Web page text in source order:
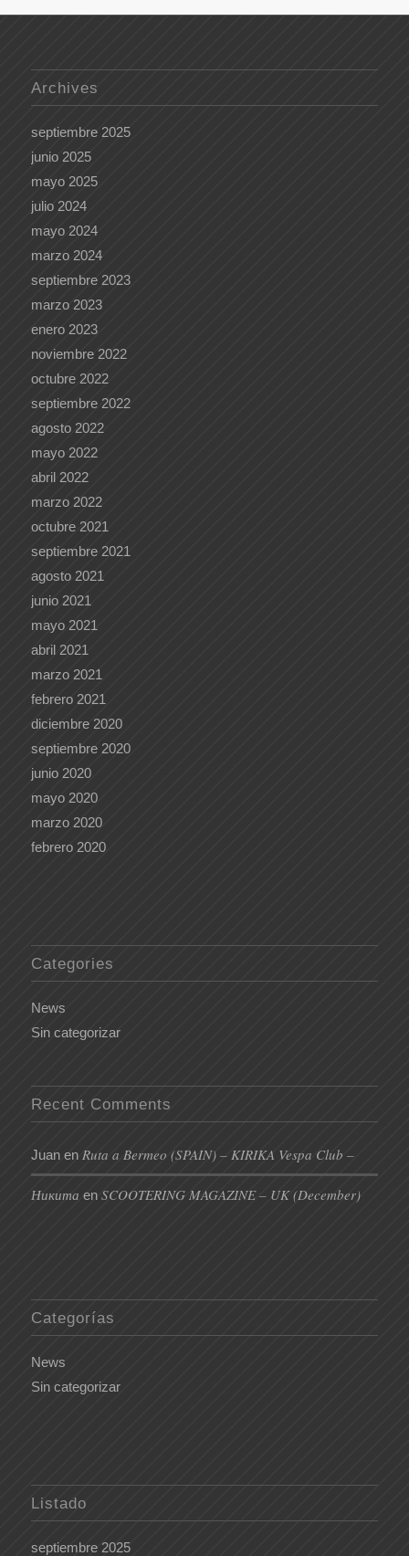
Archives
septiembre 2025
junio 2025
mayo 2025
julio 2024
mayo 2024
marzo 2024
septiembre 2023
marzo 2023
enero 2023
noviembre 2022
octubre 2022
septiembre 2022
agosto 2022
mayo 2022
abril 2022
marzo 2022
octubre 2021
septiembre 2021
agosto 2021
junio 2021
mayo 2021
abril 2021
marzo 2021
febrero 2021
diciembre 2020
septiembre 2020
junio 2020
mayo 2020
marzo 2020
febrero 2020
Categories
News
Sin categorizar
Recent Comments
Juanen Ruta a Bermeo (SPAIN) – KIRIKA Vespa Club –
Никита en SCOOTERING MAGAZINE – UK (December)
Categorías
News
Sin categorizar
Listado
septiembre 2025